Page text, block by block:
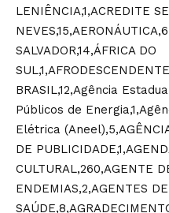
LENIÊNCIA,1,ACREDITE
SALVADOR,14,ÁFRICA DO
BRASIL,12,Agência
Públicos de
Elétrica
DE
CULTURAL,260,AGENTE
ENDEMIAS,2,AGENTES